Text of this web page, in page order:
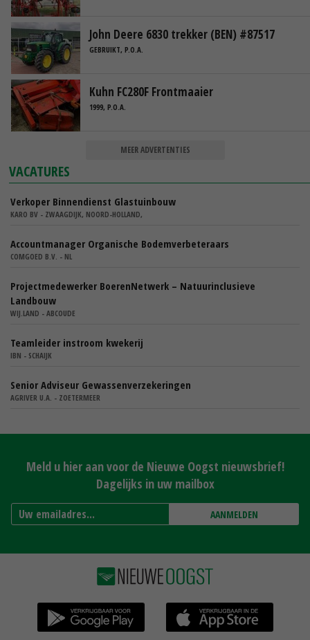
John Deere 6830 trekker (BEN) #87517
GEBRUIKT, P.O.A.
Kuhn FC280F Frontmaaier
1999, P.O.A.
MEER ADVERTENTIES
VACATURES
Verkoper Binnendienst Glastuinbouw
KARO BV - ZWAAGDIJK, NOORD-HOLLAND,
Accountmanager Organische Bodemverbeteraars
COMGOED B.V. - NL
Projectmedewerker BoerenNetwerk – Natuurinclusieve
Landbouw
WIJ.LAND - ABCOUDE
Teamleider instroom kwekerij
IBN - SCHAIJK
Senior Adviseur Gewassenverzekeringen
AGRIVER U.A. - ZOETERMEER
Meld u hier aan voor de Nieuwe Oogst nieuwsbrief!
Dagelijks in uw mailbox
AANMELDEN